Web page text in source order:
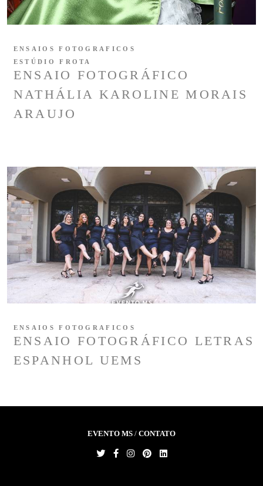
ENSAIO FOTOGRÁFICO
NATHÁLIA KAROLINE MORAIS
ARAUJO
ENSAIOS FOTOGRAFICOS
ESTÚDIO FROTA
ENSAIO FOTOGRÁFICO LETRAS
ESPANHOL UEMS
ENSAIOS FOTOGRAFICOS
EVENTO MS / CONTATO